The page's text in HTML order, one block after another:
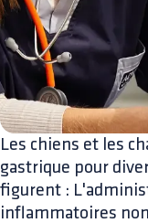
Les chiens et les
gastrique pour
figurent :
inflammatoires